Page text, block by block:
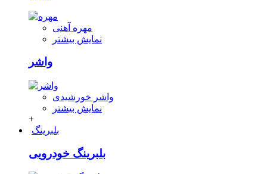
مهره آهنی
نمایش بیشتر
واشر
واشر خورشیدی
نمایش بیشتر
+
بلبرینگ
بلبرینگ خودرویی